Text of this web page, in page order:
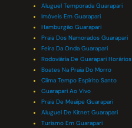
Aluguel Temporada Guarapari
Imóveis Em Guarapari
Hamburgão Guarapari
Praia Dos Namorados Guarapari
Feira Da Onda Guarapari
Rodoviária De Guarapari Horários
Boates Na Praia Do Morro
Clima Tempo Espírito Santo
Guarapari Ao Vivo
Praia De Meaípe Guarapari
Aluguel De Kitnet Guarapari
Turismo Em Guarapari